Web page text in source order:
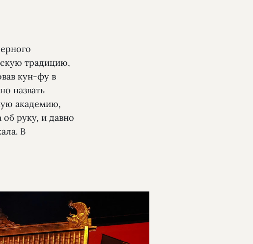
традицию,
кун-фу в
назвать
академию,
руку, и давно
В